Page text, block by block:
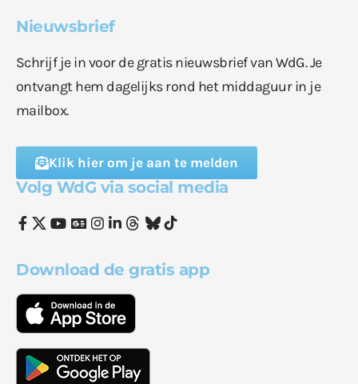
Nieuwsbrief
Schrijf je in voor de gratis nieuwsbrief van WdG. Je
ontvangt hem dagelijks rond het middaguur in je
mailbox.
Klik hier om je aan te melden
Volg WdG via social media
Download de gratis app